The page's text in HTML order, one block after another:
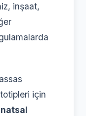
inşaat,
için